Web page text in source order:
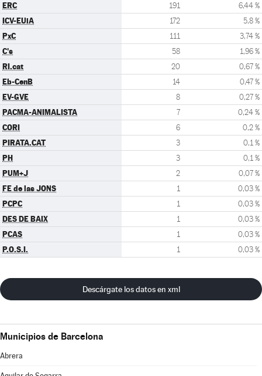
ERC 191 6,44 %
ICV-EUiA 172 5,8 %
PxC 111 3,74 %
C's 58 1,96 %
RI.cat 20 0,67 %
Eb-CenB 14 0,47 %
EV-GVE 8 0,27 %
PACMA-ANIMALISTA 7 0,24 %
CORI 6 0,2 %
PIRATA.CAT 3 0,1 %
PH 3 0,1 %
PUM+J 2 0,07 %
FE de las JONS 1 0,03 %
PCPC 1 0,03 %
DES DE BAIX 1 0,03 %
PCAS 1 0,03 %
P.O.S.I. 1 0,03 %
Descárgate los datos en xml
Municipios de Barcelona
Abrera